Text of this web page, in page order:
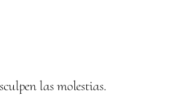
las molestias.